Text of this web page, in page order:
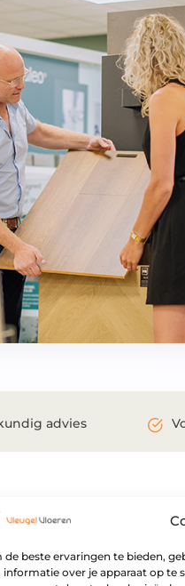
de beste ervaringen te bieden,
over je apparaat op te
advies
ons